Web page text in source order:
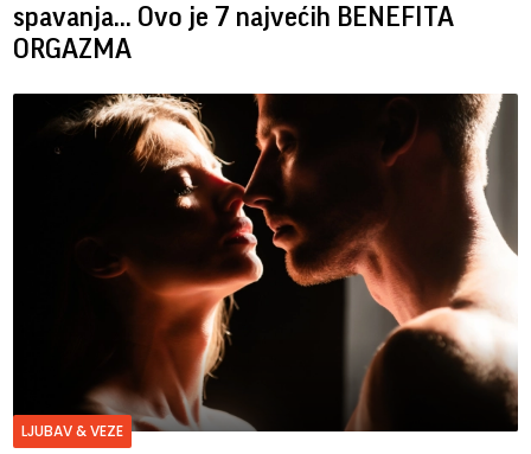
spavanja... Ovo je 7 najvećih BENEFITA
ORGAZMA
LJUBAV & VEZE